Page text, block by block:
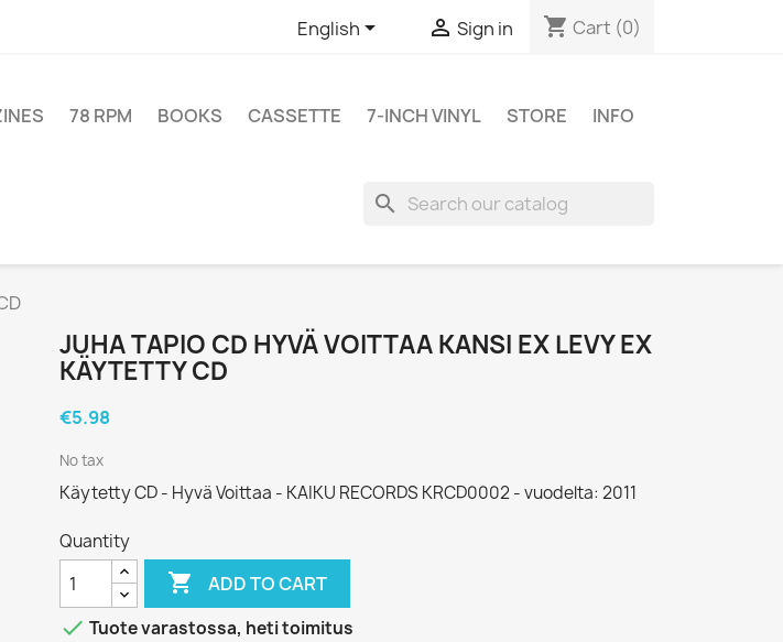
English  Sign in shopping_cart Cart (0)
78 RPM BOOKS CASSETTE 7-INCH VINYL STORE
INFO
search
JUHA TAPIO CD HYVÄ VOITTAA KANSI EX LEVY EX
KÄYTETTY CD
€5.98
No tax
Käytetty CD - Hyvä Voittaa - KAIKU RECORDS KRCD0002 - vuodelta: 2011
Quantity
 ADD TO CART
 Tuote varastossa, heti toimitus